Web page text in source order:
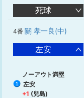
死球
4番 關 孝一良(中)
左安
ノーアウト満塁
1
左安
+1 (兒島)